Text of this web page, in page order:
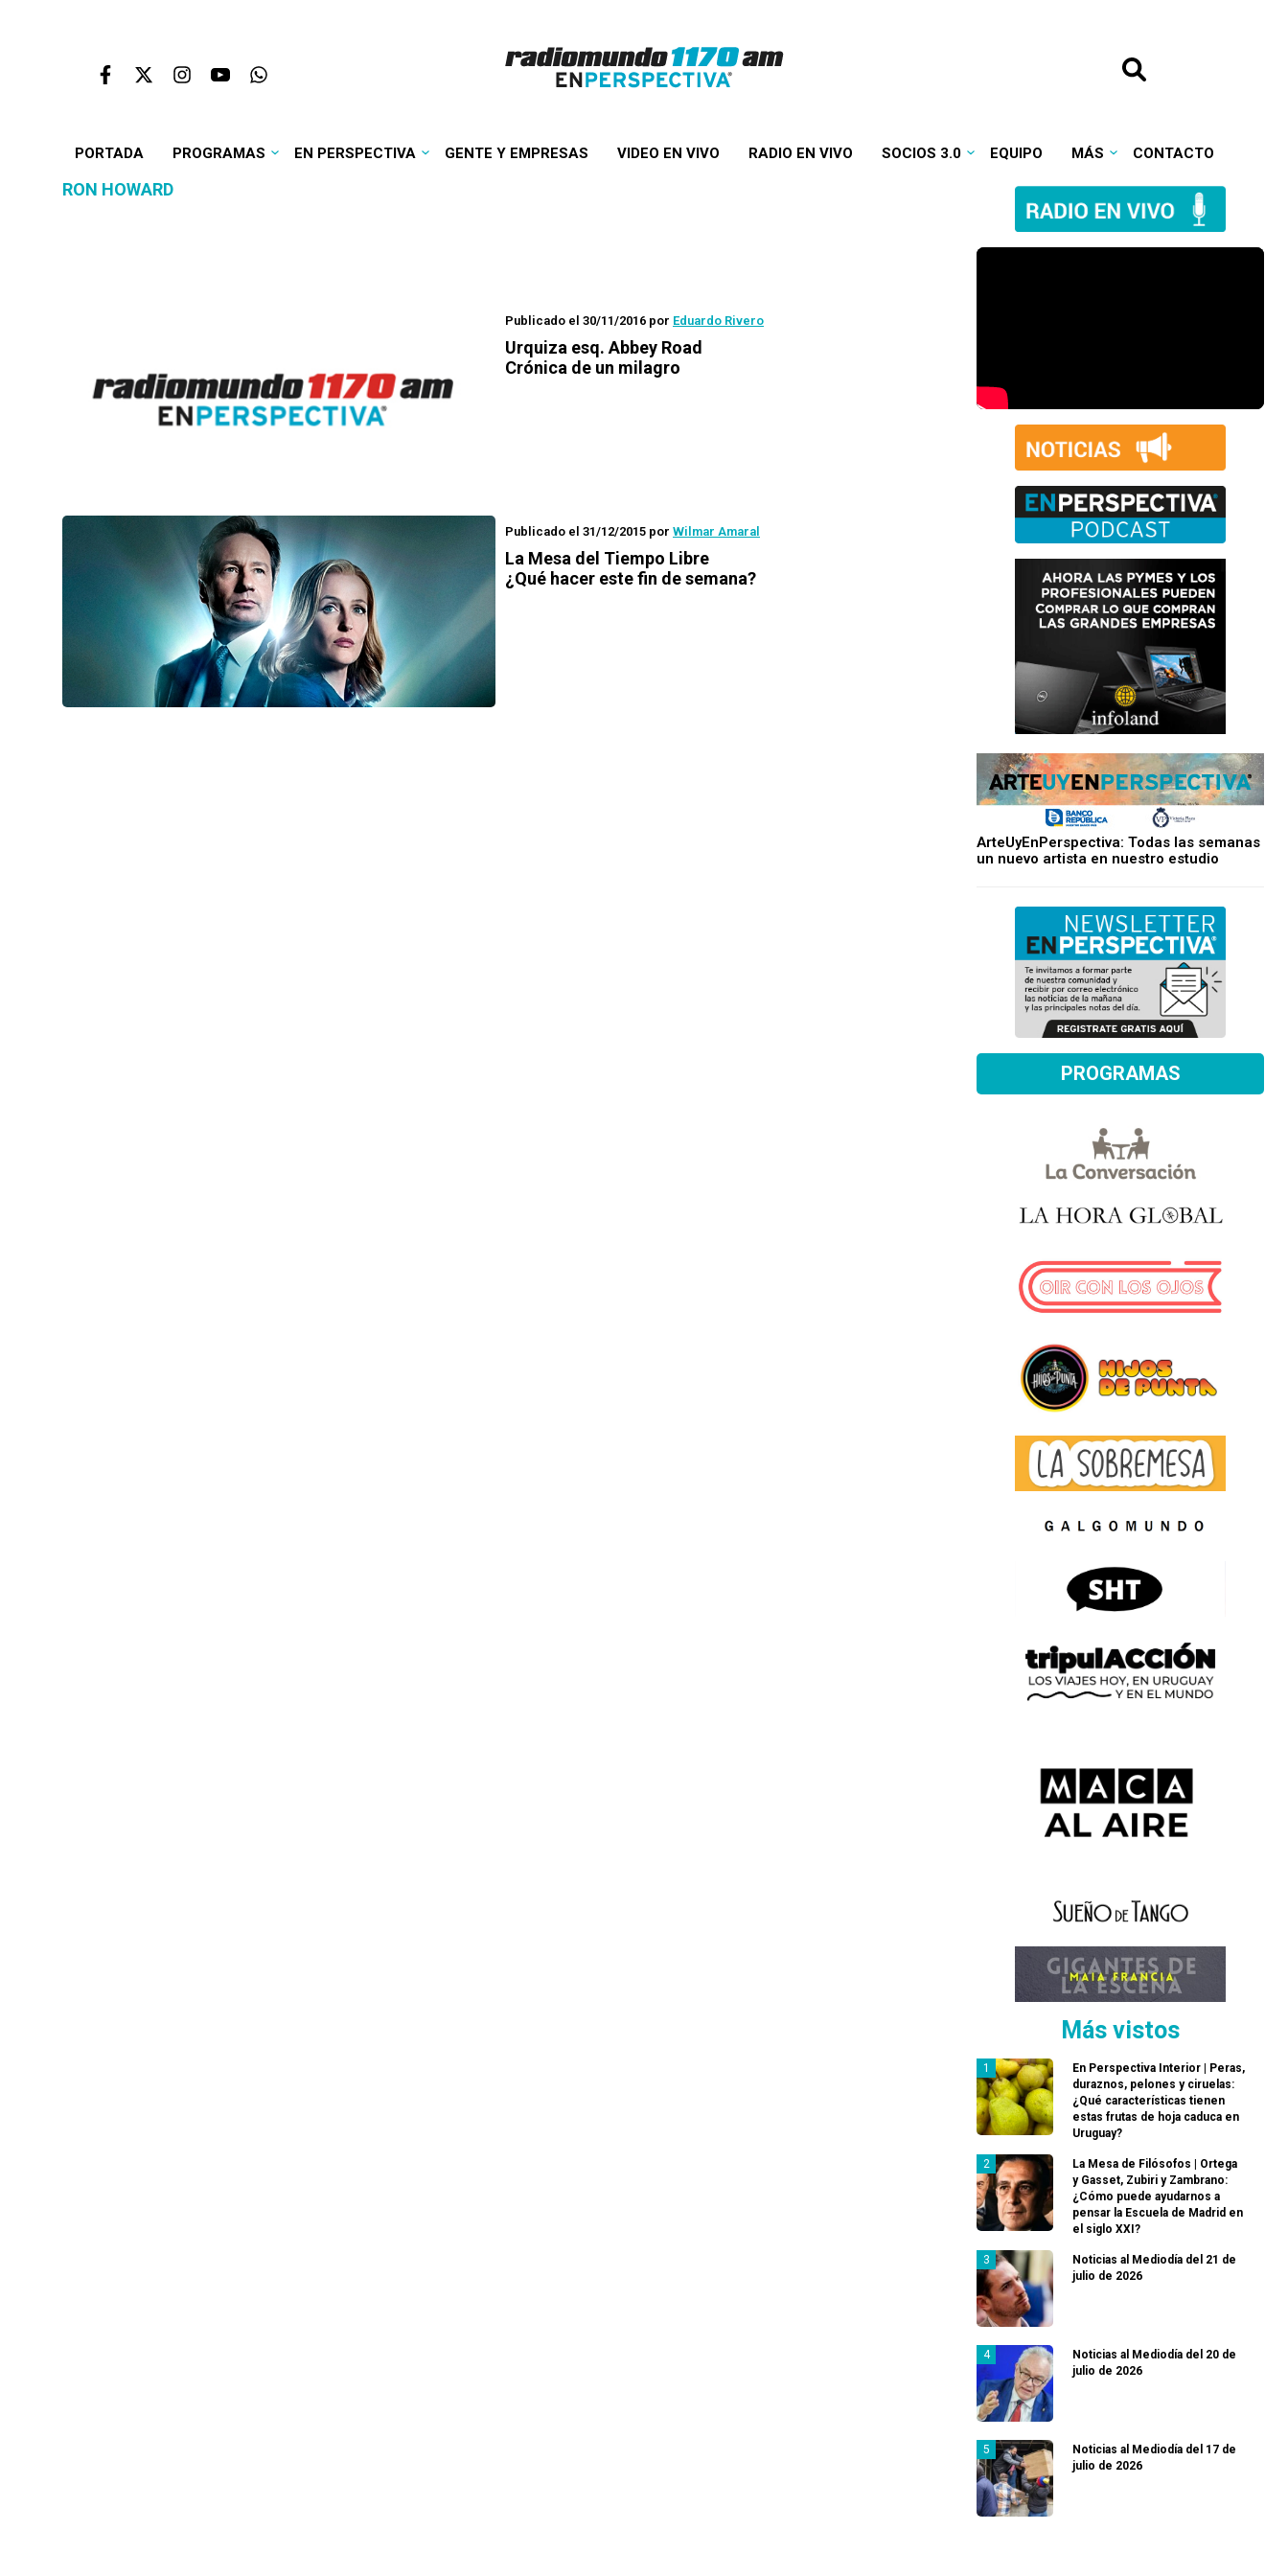
PORTADA PROGRAMAS EN PERSPECTIVA GENTE Y EMPRESAS VIDEO EN VIVO RADIO EN VIVO SOCIOS 3.0 EQUIPO MÁS CONTACTO
RON HOWARD
Publicado el 30/11/2016 por Eduardo Rivero
Urquiza esq. Abbey Road
Crónica de un milagro
Publicado el 31/12/2015 por Wilmar Amaral
La Mesa del Tiempo Libre
¿Qué hacer este fin de semana?
ArteUyEnPerspectiva: Todas las semanas
un nuevo artista en nuestro estudio
PROGRAMAS
Más vistos
En Perspectiva Interior | Peras,
duraznos, pelones y ciruelas:
¿Qué características tienen
estas frutas de hoja caduca en
Uruguay?
La Mesa de Filósofos | Ortega
y Gasset, Zubiri y Zambrano:
¿Cómo puede ayudarnos a
pensar la Escuela de Madrid en
el siglo XXI?
Noticias al Mediodía del 21 de
julio de 2026
Noticias al Mediodía del 20 de
julio de 2026
Noticias al Mediodía del 17 de
julio de 2026